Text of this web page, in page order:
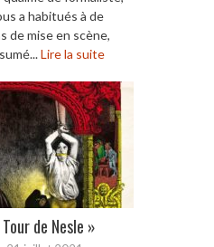
a habitués à de
de mise en scène,
Lire la suite
de Nesle »